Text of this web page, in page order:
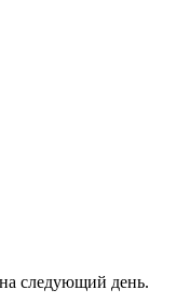
следующий день.